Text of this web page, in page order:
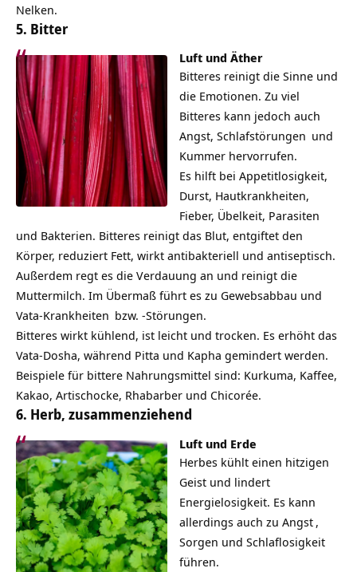
Nelken.
5. Bitter
Luft und Äther
Bitteres reinigt die Sinne und
die Emotionen. Zu viel
Bitteres kann jedoch auch
Angst, Schlafstörungen und
Kummer hervorrufen.
Es hilft bei Appetitlosigkeit,
Durst, Hautkrankheiten,
Fieber, Übelkeit, Parasiten
und Bakterien. Bitteres reinigt das Blut, entgiftet den
Körper, reduziert Fett, wirkt antibakteriell und antiseptisch.
Außerdem regt es die Verdauung an und reinigt die
Muttermilch. Im Übermaß führt es zu Gewebsabbau und
Vata-Krankheiten bzw. -Störungen.
Bitteres wirkt kühlend, ist leicht und trocken. Es erhöht das
Vata-Dosha, während Pitta und Kapha gemindert werden.
Beispiele für bittere Nahrungsmittel sind: Kurkuma, Kaffee,
Kakao, Artischocke, Rhabarber und Chicorée.
6. Herb, zusammenziehend
Luft und Erde
Herbes kühlt einen hitzigen
Geist und lindert
Energielosigkeit. Es kann
allerdings auch zu Angst ,
Sorgen und Schlaflosigkeit
führen.